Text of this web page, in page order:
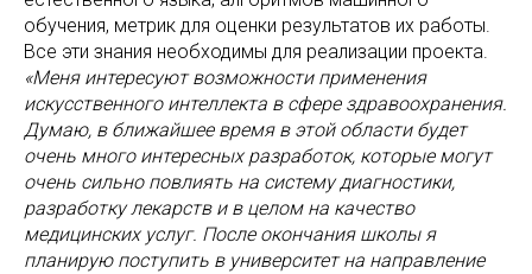
обучения, метрик для оценки результатов их работы.
Все эти знания необходимы для реализации проекта.
«Меня интересуют возможности применения
искусственного интеллекта в сфере здравоохранения.
Думаю, в ближайшее время в этой области будет
очень много интересных разработок, которые могут
очень сильно повлиять на систему диагностики,
разработку лекарств и в целом на качество
медицинских услуг. После окончания школы я
планирую поступить в университет на направление